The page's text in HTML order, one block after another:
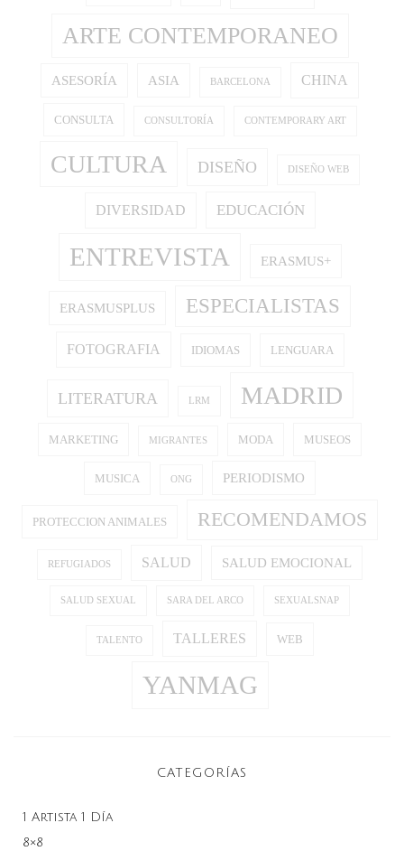
ARTE CONTEMPORANEO
ASESORÍA ASIA BARCELONA CHINA
CONSULTA CONSULTORÍA CONTEMPORARY ART
CULTURA DISEÑO DISEÑO WEB
DIVERSIDAD EDUCACIÓN
ENTREVISTA ERASMUS+
ERASMUSPLUS ESPECIALISTAS
FOTOGRAFIA IDIOMAS LENGUARA
LITERATURA LRM MADRID
MARKETING MIGRANTES MODA MUSEOS
MUSICA ONG PERIODISMO
PROTECCION ANIMALES RECOMENDAMOS
REFUGIADOS SALUD SALUD EMOCIONAL
SALUD SEXUAL SARA DEL ARCO SEXUALSNAP
TALENTO TALLERES WEB
YANMAG
CATEGORÍAS
1 Artista 1 Día
8×8